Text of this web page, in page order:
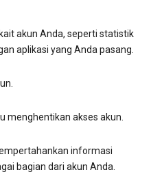
akun Anda, seperti statistik
aplikasi yang Anda pasang.
menghentikan akses akun.
informasi
bagian dari akun Anda.